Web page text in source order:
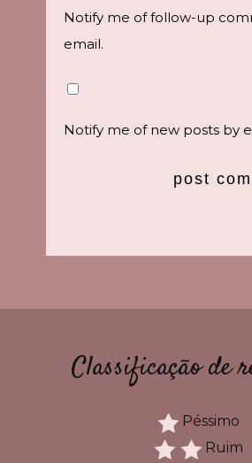
Notify me of follow-up
email.
Notify me of new posts by
Classificação de
Péssimo
Ruim